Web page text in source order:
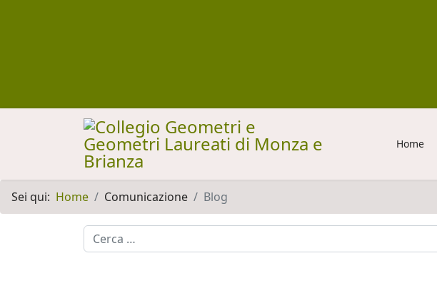
Home
Sei qui: Home Comunicazione Blog
Motore di ricerca